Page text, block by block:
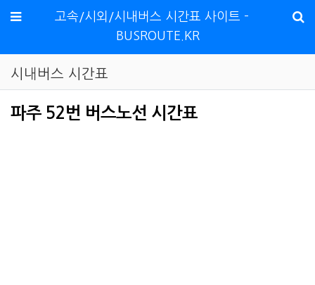
메뉴
고속/시외/시내버스 시간표 사이트 -
BUSROUTE.KR
시내버스 시간표
파주 52번 버스노선 시간표